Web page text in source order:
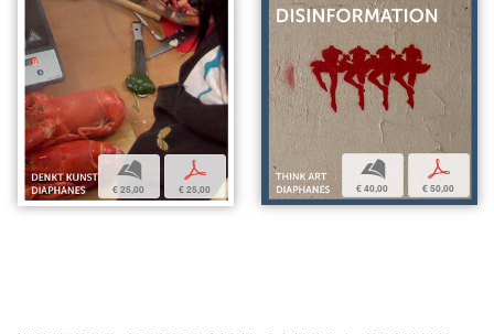
b
€ 25,00
p
€ 25,00
b
€ 40,00
p
€ 50,00